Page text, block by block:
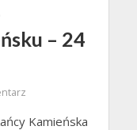
– 24
Kamieńska